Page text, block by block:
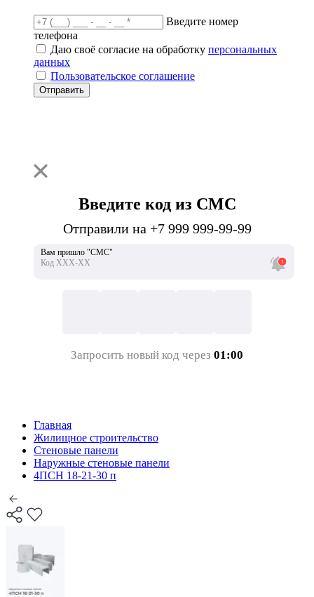
Введите номер
телефона
Даю своё согласие на обработку персональных
данных
Пользовательское соглашение
Отправить
Введите код из СМС
Отправили на +7 999 999-99-99
Вам пришло "СМС"
Код ХХХ-ХХ
Запросить новый код через 01:00
Главная
Жилищное строительство
Стеновые панели
Наружные стеновые панели
4ПСН 18-21-30 п